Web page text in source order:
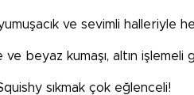
ve sevimli halleriyle
ve beyaz kumaşı, altın
sıkmak çok eğlenceli!